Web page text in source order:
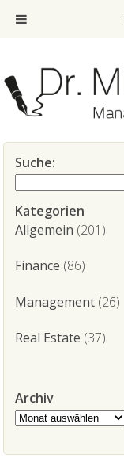
Suche:
Kategorien
Allgemein (201)
Finance (86)
Management(26)
Real Estate (37)
Archiv
Archiv